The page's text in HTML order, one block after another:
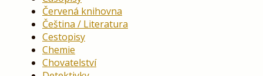
Červená knihovna
Čeština / Literatura
Cestopisy
Chemie
Chovatelství